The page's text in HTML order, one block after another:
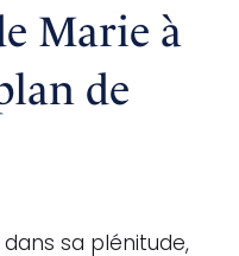
Marie à
de
sa plénitude,